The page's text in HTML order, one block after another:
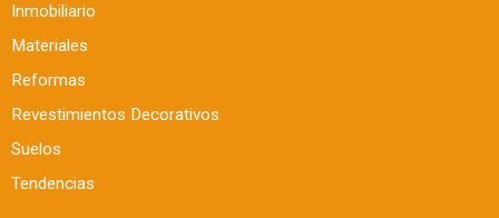
Inmobiliario
Materiales
Reformas
Revestimientos Decorativos
Suelos
Tendencias